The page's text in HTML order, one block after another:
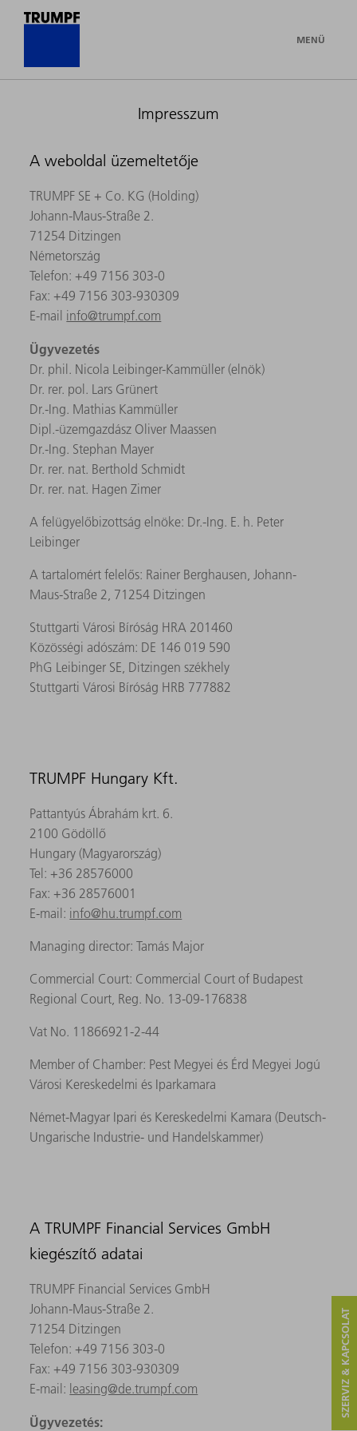
MENÜ
Impresszum
A weboldal üzemeltetője
TRUMPF SE + Co. KG (Holding)
Johann-Maus-Straße 2.
71254 Ditzingen
Németország
Telefon: +49 7156 303-0
Fax: +49 7156 303-930309
E-mail info@trumpf.com
Ügyvezetés
Dr. phil. Nicola Leibinger-Kammüller (elnök)
Dr. rer. pol. Lars Grünert
Dr.-Ing. Mathias Kammüller
Dipl.-üzemgazdász Oliver Maassen
Dr.-Ing. Stephan Mayer
Dr. rer. nat. Berthold Schmidt
Dr. rer. nat. Hagen Zimer
A felügyelőbizottság elnöke: Dr.-Ing. E. h. Peter
Leibinger
A tartalomért felelős: Rainer Berghausen, Johann-
Maus-Straße 2, 71254 Ditzingen
Stuttgarti Városi Bíróság HRA 201460
Közösségi adószám: DE 146 019 590
PhG Leibinger SE, Ditzingen székhely
Stuttgarti Városi Bíróság HRB 777882
TRUMPF Hungary Kft.
Pattantyús Ábrahám krt. 6.
2100 Gödöllő
Hungary (Magyarország)
Tel: +36 28576000
Fax: +36 28576001
E-mail: info@hu.trumpf.com
Managing director: Tamás Major
Commercial Court: Commercial Court of Budapest
Regional Court, Reg. No. 13-09-176838
Vat No. 11866921-2-44
Member of Chamber: Pest Megyei és Érd Megyei Jogú
Városi Kereskedelmi és Iparkamara
Német-Magyar Ipari és Kereskedelmi Kamara (Deutsch-
Ungarische Industrie- und Handelskammer)
A TRUMPF Financial Services GmbH
kiegészítő adatai
TRUMPF Financial Services GmbH
Johann-Maus-Straße 2.
71254 Ditzingen
Telefon: +49 7156 303-0
Fax: +49 7156 303-930309
E-mail: leasing@de.trumpf.com
Ügyvezetés:
SZERVIZ & KAPCSOLAT